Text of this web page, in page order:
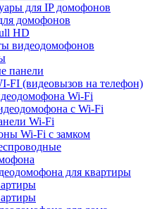
для IP домофонов
домофонов
HD
видеодомофонов
панели
FI (видеовызов на телефон)
Wi-Fi
с Wi-Fi
Wi-Fi
Wi-Fi с замком
для квартиры